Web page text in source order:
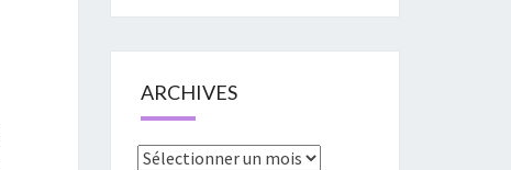
ARCHIVES
Archives